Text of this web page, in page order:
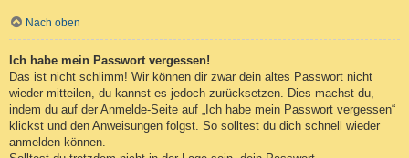
Nach oben
Ich habe mein Passwort vergessen!
Das ist nicht schlimm! Wir können dir zwar dein altes Passwort nicht
wieder mitteilen, du kannst es jedoch zurücksetzen. Dies machst du,
indem du auf der Anmelde-Seite auf „Ich habe mein Passwort vergessen“
klickst und den Anweisungen folgst. So solltest du dich schnell wieder
anmelden können.